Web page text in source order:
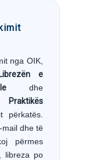
nga OIK,
Librezën e
dhe
përkatës.
mail dhe të
përmes
libreza po